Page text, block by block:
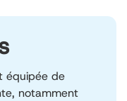
équipée de
notamment